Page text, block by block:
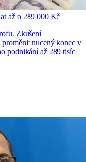
až o 289 000 Kč
Zkušení
nucený konec v
podnikání až 289 tisíc